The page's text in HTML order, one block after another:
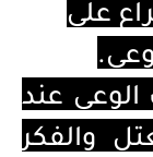
على
الوعي عند
والفكر